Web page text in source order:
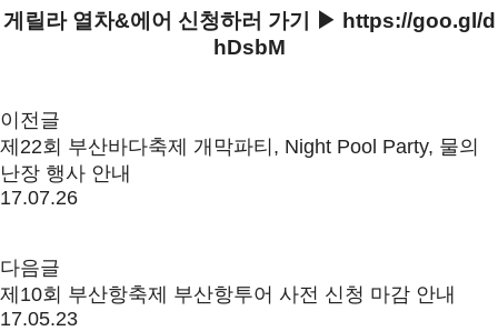
게릴라 열차&에어 신청하러 가기 ▶ https://goo.gl/d
hDsbM
이전글
제22회 부산바다축제 개막파티, Night Pool Party, 물의
난장 행사 안내
17.07.26
다음글
제10회 부산항축제 부산항투어 사전 신청 마감 안내
17.05.23